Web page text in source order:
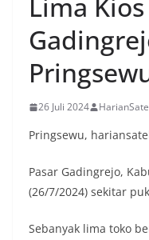
26 Juli 2024
Pringsewu,
Pasar Gadingrejo,
(26/7/2024) sekitar
Sebanyak lima toko